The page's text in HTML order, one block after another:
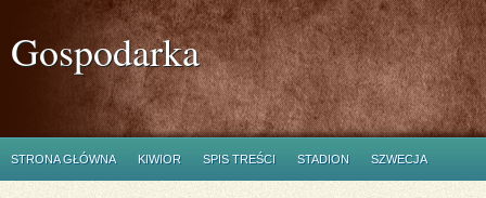
Gospodarka
STRONA GŁÓWNA KIWIOR SPIS TREŚCI STADION SZWECJA